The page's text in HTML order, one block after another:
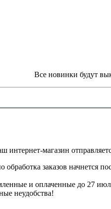
Все новинки будут
магазин
обработка заказов начнется
и оплаченные до 27
неудобства!